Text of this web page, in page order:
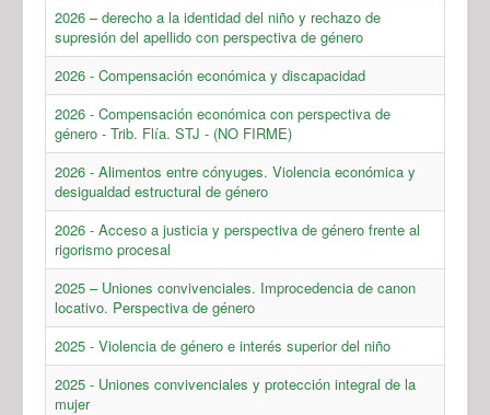
2026 – derecho a la identidad del niño y rechazo de
supresión del apellido con perspectiva de género
2026 - Compensación económica y discapacidad
2026 - Compensación económica con perspectiva de
género - Trib. Flía. STJ - (NO FIRME)
2026 - Alimentos entre cónyuges. Violencia económica y
desigualdad estructural de género
2026 - Acceso a justicia y perspectiva de género frente al
rigorismo procesal
2025 – Uniones convivenciales. Improcedencia de canon
locativo. Perspectiva de género
2025 - Violencia de género e interés superior del niño
2025 - Uniones convivenciales y protección integral de la
mujer